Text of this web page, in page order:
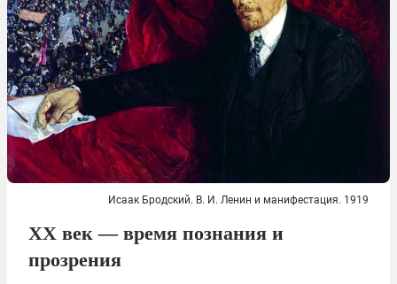
Исаак Бродский. В. И. Ленин и манифестация. 1919
XX век — время познания и
прозрения